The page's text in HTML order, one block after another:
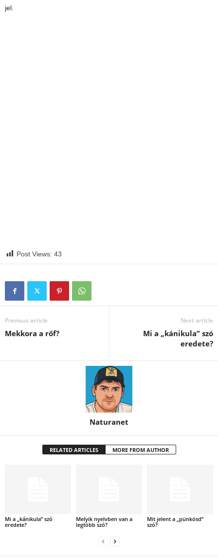
jel.
Post Views: 43
Previous article
Mekkora a rőf?
Next article
Mi a „kánikula” szó
eredete?
Naturanet
RELATED ARTICLES MORE FROM AUTHOR
Mi a „kánikula” szó
eredete?
Melyik nyelvben van a
legtöbb szó?
Mit jelent a „pünkösd”
szó?